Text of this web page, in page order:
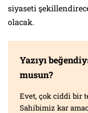
siyaseti
olacak.
Yazıyı
musun?
Evet, çok ciddi bir
Sahibimiz kar